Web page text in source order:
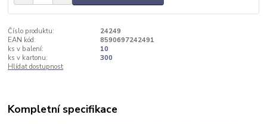
Číslo produktu:
24249
EAN kód:
8590697242491
ks v balení:
10
ks v kartonu:
300
Hlídat dostupnost
Kompletní specifikace